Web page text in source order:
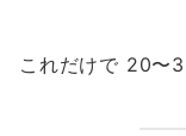
これだけで 20〜